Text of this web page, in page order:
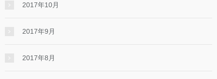
2017年10月
2017年9月
2017年8月